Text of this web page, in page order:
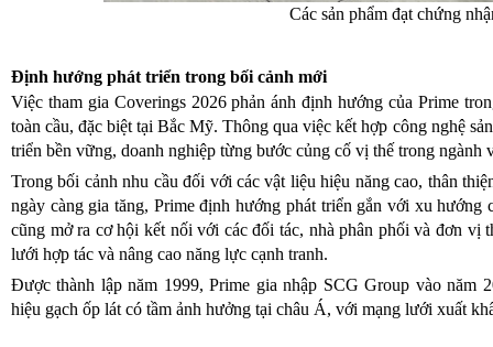
Các sản phẩm đạt chứng
Định hướng phát triển trong bối cảnh mới
Việc tham gia Coverings 2026 phản ánh định hướng của Prime
toàn cầu, đặc biệt tại Bắc Mỹ. Thông qua việc kết hợp công nghệ
triển bền vững, doanh nghiệp từng bước củng cố vị thế trong ngành
Trong bối cảnh nhu cầu đối với các vật liệu hiệu năng cao, thân
ngày càng gia tăng, Prime định hướng phát triển gắn với xu
cũng mở ra cơ hội kết nối với các đối tác, nhà phân phối và đơn vị
lưới hợp tác và nâng cao năng lực cạnh tranh.
Được thành lập năm 1999, Prime gia nhập SCG Group vào năm
hiệu gạch ốp lát có tầm ảnh hưởng tại châu Á, với mạng lưới xuất